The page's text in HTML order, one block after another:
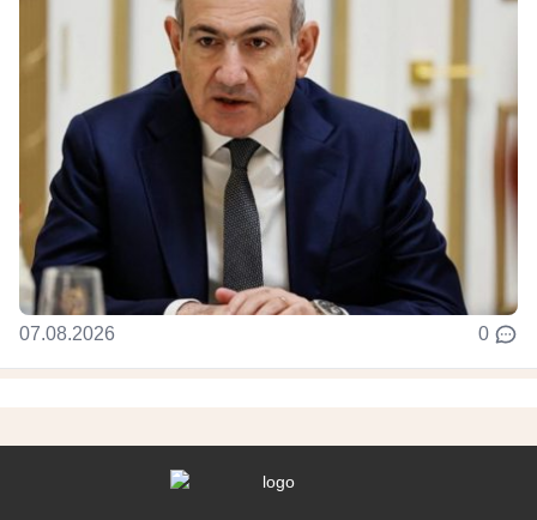
07.08.2026 0